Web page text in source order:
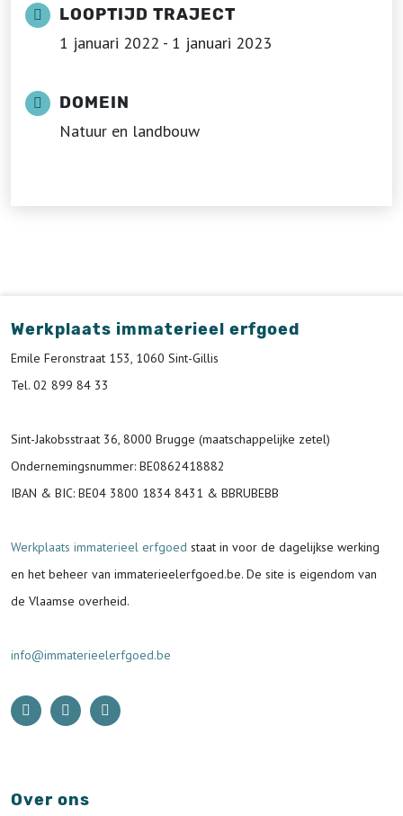
LOOPTIJD TRAJECT
1 januari 2022 - 1 januari 2023
DOMEIN
Natuur en landbouw
Werkplaats immaterieel erfgoed
Emile Feronstraat 153, 1060 Sint-Gillis
Tel. 02 899 84 33
Sint-Jakobsstraat 36, 8000 Brugge (maatschappelijke zetel)
Ondernemingsnummer: BE0862418882
IBAN & BIC: BE04 3800 1834 8431 & BBRUBEBB
Werkplaats immaterieel erfgoed staat in voor de dagelijkse werking
en het beheer van immaterieelerfgoed.be. De site is eigendom van
de Vlaamse overheid.
info@immaterieelerfgoed.be
Over ons